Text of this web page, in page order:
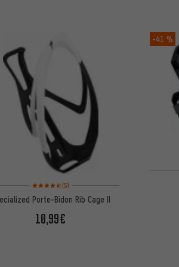
Note moyenne : 4,5 sur 5 d'après 5 avis
(5)
Porte-Bidon Rib Cage II
10,99€
-41 %